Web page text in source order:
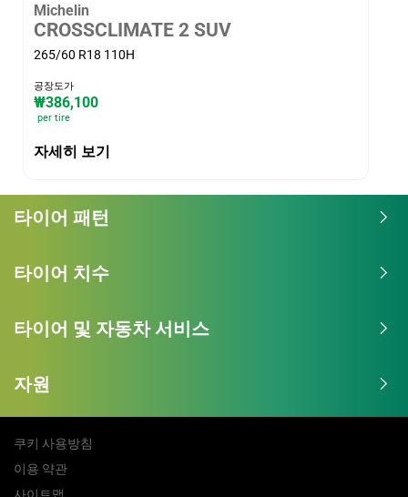
Michelin
CROSSCLIMATE 2 SUV
265/60 R18 110H
공장도가
₩386,100
per tire
자세히 보기
타이어 패턴
타이어 치수
타이어 및 자동차 서비스
자원
쿠키 사용방침
이용 약관